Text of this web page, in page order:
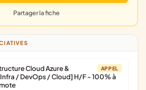
Partager la fiche
APPEL
Cloud Azure &
/ DevOps / Cloud] H/F - 100% à